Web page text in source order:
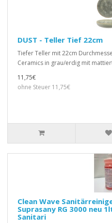
DUST - Teller Tief 22cm
Tiefer Teller mit 22cm
Ceramics in grau/erdig mit
11,75€
ohne Steuer 11,75€
Clean Wave
Suprasany RG 3000 neu
Sanitari